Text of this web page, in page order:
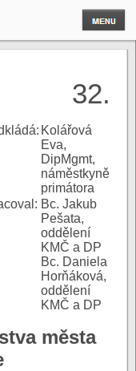
32.
Kolářová
Eva,
DipMgmt,
náměstkyně
primátora
Bc. Jakub
Pešata,
oddělení
KMČ a DP
Bc. Daniela
Horňáková,
oddělení
KMČ a DP
města